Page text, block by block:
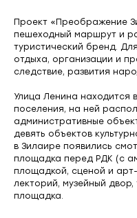
Проект «Преображение
пешеходный маршрут и
туристический бренд.
отдыха, организации и
следствие, развития
Улица Ленина находится
поселения, на ней
административные
девять объектов
в Зилаире появились
площадка перед РДК (с
площадкой, сценой и
лекторий, музейный
площадка.